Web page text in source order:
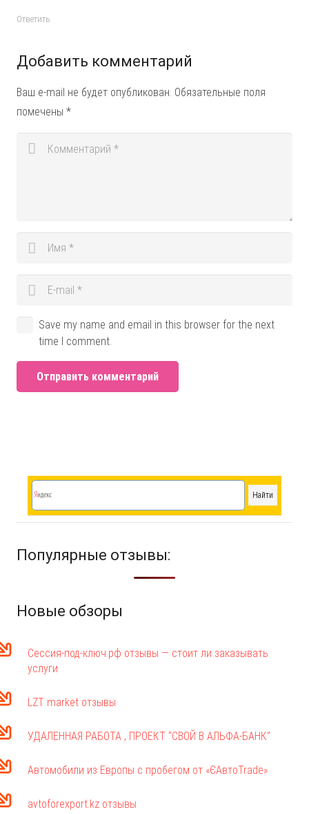
Ответить
Добавить комментарий
Ваш e-mail не будет опубликован. Обязательные поля
помечены *
Save my name and email in this browser for the next
time I comment.
Отправить комментарий
Популярные отзывы:
Новые обзоры
Сессия-под-ключ.рф отзывы — стоит ли заказывать
услуги
LZT market отзывы
УДАЛЕННАЯ РАБОТА , ПРОЕКТ “СВОЙ В АЛЬФА-БАНК”
Автомобили из Европы с пробегом от «ЄАвтоTrаde»
avtoforexport.kz отзывы